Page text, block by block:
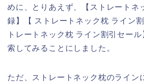
めに、とりあえず、【ストレートネ
録】【 ストレートネック枕 ライン
トレートネック枕 ライン割引セー
索してみることにしました。
ただ、ストレートネック枕のライン